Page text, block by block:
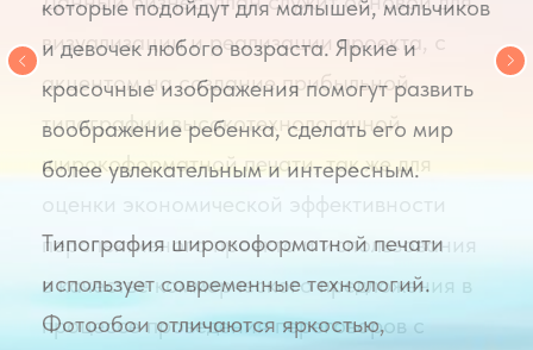
визуализации и реализации проекта, с
акцентом на создание прибыльной
типографии высокотехнологичной
широкоформатной печати, так же для
оценки экономической эффективности
перспективного проекта и использования
в качестве коммерческого предложения в
процессе проведения переговоров с